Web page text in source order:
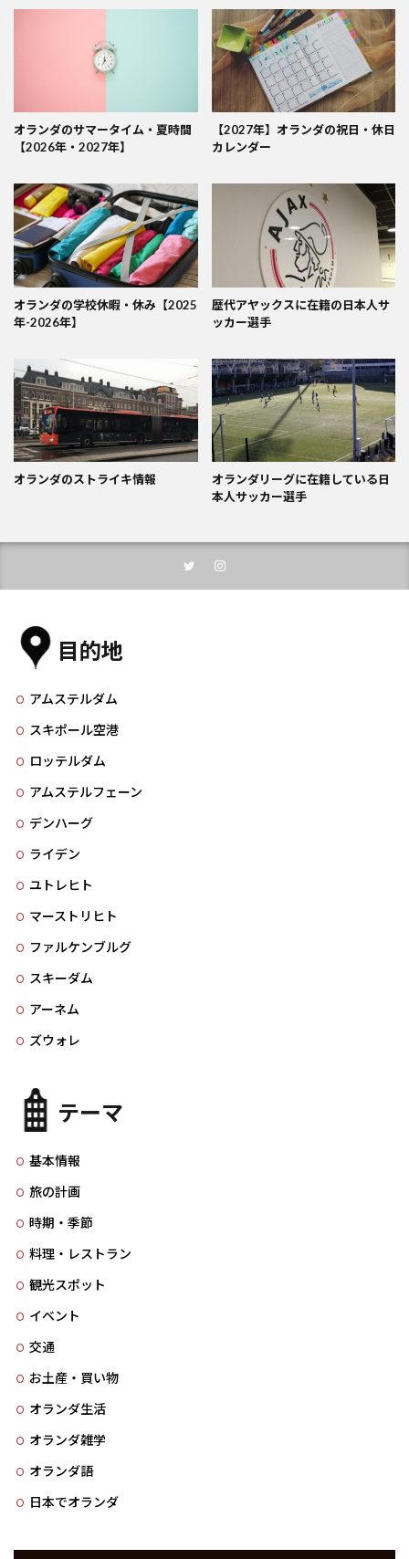
オランダのサマータイム・夏時間
【2026年・2027年】
【2027年】オランダの祝日・休日
カレンダー
オランダの学校休暇・休み【2025
年-2026年】
歴代アヤックスに在籍の日本人サ
ッカー選手
オランダのストライキ情報
オランダリーグに在籍している日
本人サッカー選手
目的地
アムステルダム
スキポール空港
ロッテルダム
アムステルフェーン
デンハーグ
ライデン
ユトレヒト
マーストリヒト
ファルケンブルグ
スキーダム
アーネム
ズウォレ
テーマ
基本情報
旅の計画
時期・季節
料理・レストラン
観光スポット
イベント
交通
お土産・買い物
オランダ生活
オランダ雑学
オランダ語
日本でオランダ